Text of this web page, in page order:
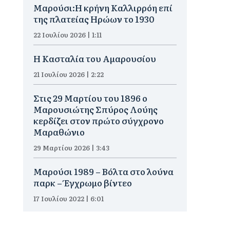
Μαρούσι:Η κρήνη Καλλιρρόη επί
της πλατείας Ηρώων το 1930
22 Ιουλίου 2026 | 1:11
Η Κασταλία του Αμαρουσίου
21 Ιουλίου 2026 | 2:22
Στις 29 Μαρτίου του 1896 ο
Μαρουσιώτης Σπύρος Λούης
κερδίζει στον πρώτο σύγχρονο
Μαραθώνιο
29 Μαρτίου 2026 | 3:43
Μαρούσι 1989 – Βόλτα στο λούνα
παρκ – Έγχρωμο βίντεο
17 Ιουλίου 2022 | 6:01